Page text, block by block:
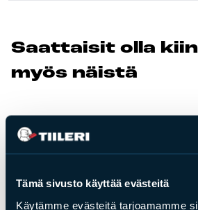
Tämä sivusto käyttää evästeitä
Käytämme evästeitä tarjoamamme
Tiilet
Laastit
Outlet
Käyttöehdot
Peruuta verkkokauppatilauksesi
Yhteystiedot
Saat­tai­sit ol­la
myös näis­tä